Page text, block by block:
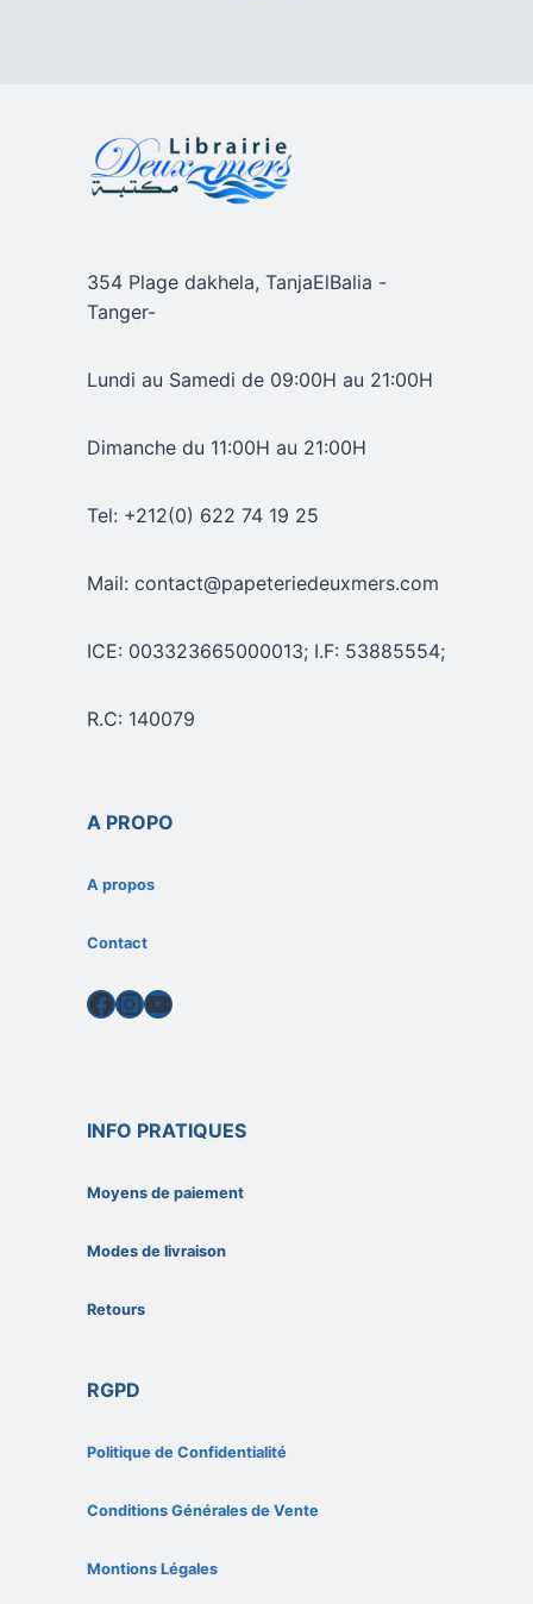
354 Plage dakhela, TanjaElBalia -
Tanger-
Lundi au Samedi de 09:00H au 21:00H
Dimanche du 11:00H au 21:00H
Tel: +212(0) 622 74 19 25
Mail: contact@papeteriedeuxmers.com
ICE: 003323665000013; I.F: 53885554;
R.C: 140079
A PROPO
A propos
Contact
Facebook
Instagram
YouTube
INFO PRATIQUES
Moyens de paiement
Modes de livraison
Retours
RGPD
Politique de Confidentialité
Conditions Générales de Vente
Montions Légales